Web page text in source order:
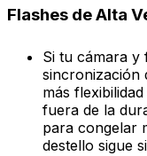
Flashes de Alta
Si tu cámara y
sincronización
más
fuera de la
para congelar
destello sigue